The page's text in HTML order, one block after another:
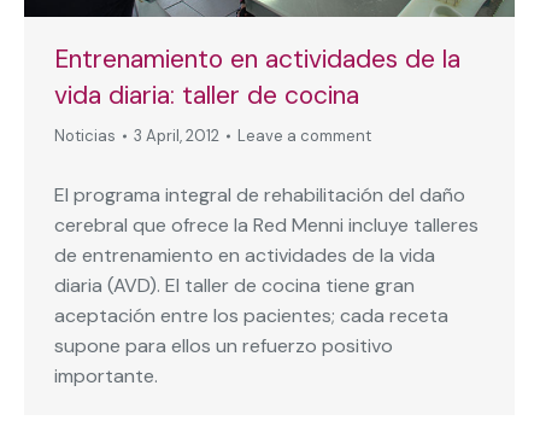
Entrenamiento en actividades de la
vida diaria: taller de cocina
Noticias 3 April, 2012 Leave a comment
El programa integral de rehabilitación del daño
cerebral que ofrece la Red Menni incluye talleres
de entrenamiento en actividades de la vida
diaria (AVD). El taller de cocina tiene gran
aceptación entre los pacientes; cada receta
supone para ellos un refuerzo positivo
importante.